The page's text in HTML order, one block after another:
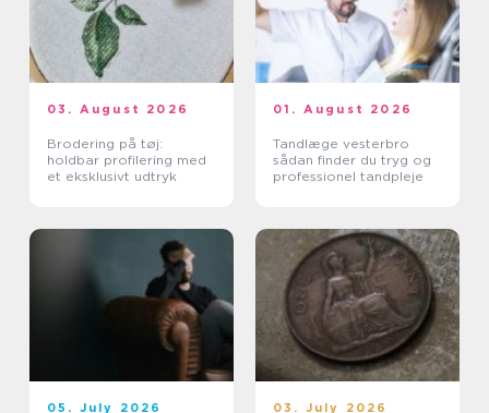
03. August 2026
Brodering på tøj:
holdbar profilering med
et eksklusivt udtryk
01. August 2026
Tandlæge vesterbro
sådan finder du tryg og
professionel tandpleje
05. July 2026 03. July 2026